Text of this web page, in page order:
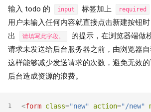
输入 todo 的
input 标签加上 required
用户未输入任何内容就直接点击新建按钮
出
请填写此字段。
的提示，在浏览器端做
请求未发送给后台服务器之前，由浏览器自
这样能够减少发送请求的次数，避免无效
后台造成资源的浪费。
1
<form class="new" action="/new"